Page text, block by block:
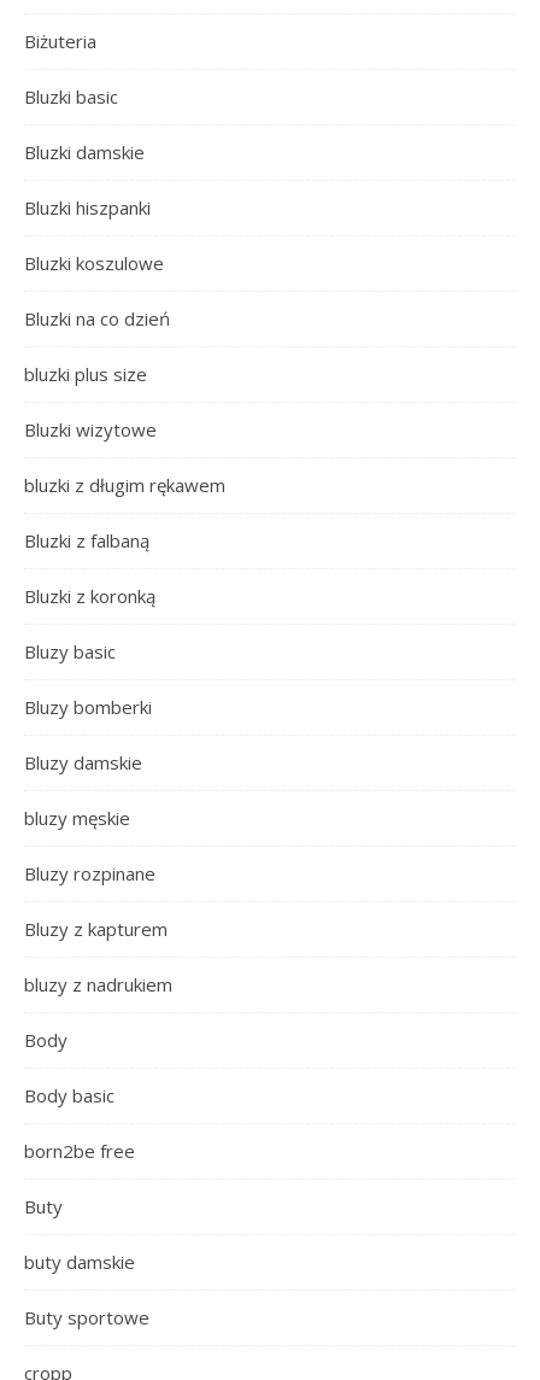
Biżuteria
Bluzki basic
Bluzki damskie
Bluzki hiszpanki
Bluzki koszulowe
Bluzki na co dzień
bluzki plus size
Bluzki wizytowe
bluzki z długim rękawem
Bluzki z falbaną
Bluzki z koronką
Bluzy basic
Bluzy bomberki
Bluzy damskie
bluzy męskie
Bluzy rozpinane
Bluzy z kapturem
bluzy z nadrukiem
Body
Body basic
born2be free
Buty
buty damskie
Buty sportowe
cropp